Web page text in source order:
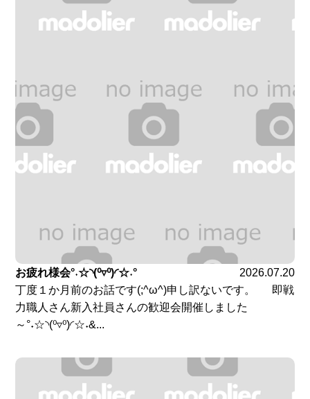
お疲れ様会°˖☆◝(⁰▿⁰)◜☆˖°
2026.07.20
丁度１か月前のお話です(;^ω^)申し訳ないです。 即戦
力職人さん新入社員さんの歓迎会開催しました
～°˖☆◝(⁰▿⁰)◜☆˖&...